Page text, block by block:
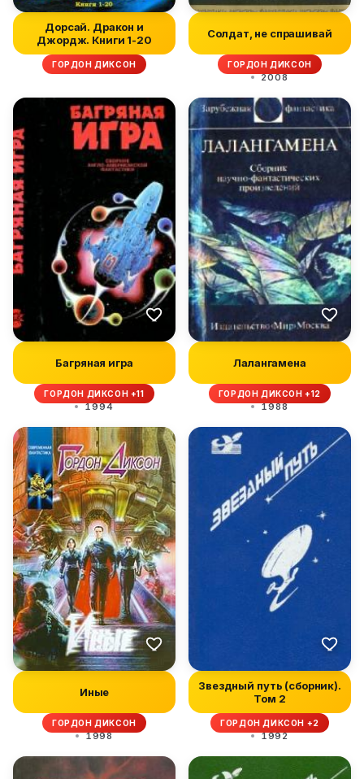
Дорсай. Дракон и
Джордж. Книги 1-20
ГОРДОН ДИКСОН
Солдат, не спрашивай
ГОРДОН ДИКСОН
2008
Багряная игра
ГОРДОН ДИКСОН +11
1994
Лалангамена
ГОРДОН ДИКСОН +12
1988
Иные
ГОРДОН ДИКСОН
1998
Звездный путь (сборник).
Том 2
ГОРДОН ДИКСОН +2
1992